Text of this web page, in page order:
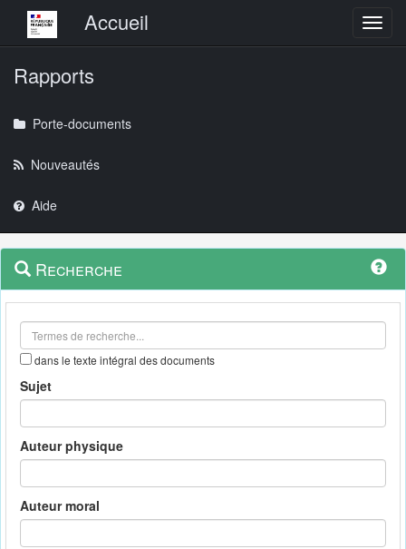
Menu principalAccueil
Rapports
Porte-documents
Nouveautés
Aide
Navigation
outils
Menu
contextuel
Recherche
dans le texte intégral des documents
Sujet
Auteur physique
Auteur moral